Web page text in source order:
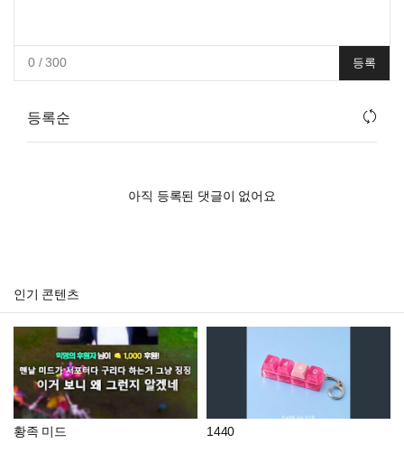
0/ 300 등록
등록순
아직 등록된 댓글이 없어요
인기 콘텐츠
황족 미드 1440